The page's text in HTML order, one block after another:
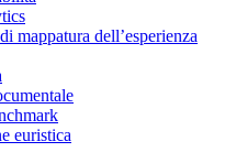
mappatura dell’esperienza
euristica